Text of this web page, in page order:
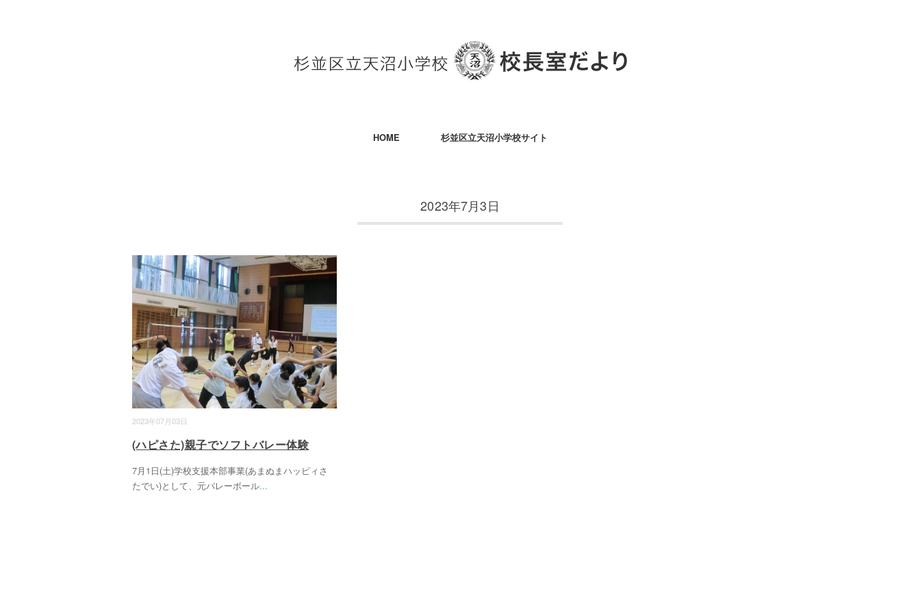
HOME 杉並区立天沼小学校サイト
2023年7月3日
2023年07月03日
(ハピさた)親子でソフトバレー体験
7月1日(土)学校支援本部事業(あまぬまハッピィさ
たでい)として、元バレーボール...